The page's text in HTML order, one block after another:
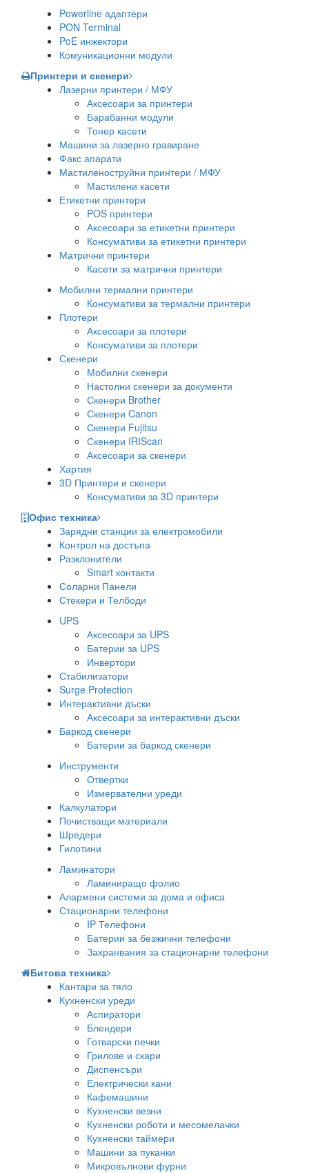
Powerline адаптери
PON Terminal
PoE инжектори
Комуникационни модули
Принтери и скенери
Лазерни принтери / МФУ
Аксесоари за принтери
Барабанни модули
Тонер касети
Машини за лазерно гравиране
Факс апарати
Мастиленоструйни принтери / МФУ
Мастилени касети
Етикетни принтери
POS принтери
Аксесоари за етикетни принтери
Консумативи за етикетни принтери
Матрични принтери
Касети за матрични принтери
Мобилни термални принтери
Консумативи за термални принтери
Плотери
Аксесоари за плотери
Консумативи за плотери
Скенери
Мобилни скенери
Настолни скенери за документи
Скенери Brother
Скенери Canon
Скенери Fujitsu
Скенери IRIScan
Аксесоари за скенери
Хартия
3D Принтери и скенери
Консумативи за 3D принтери
Офис техника
Зарядни станции за електромобили
Контрол на достъпа
Разклонители
Smart контакти
Соларни Панели
Стекери и Телбоди
UPS
Аксесоари за UPS
Батерии за UPS
Инвертори
Стабилизатори
Surge Protection
Интерактивни дъски
Аксесоари за интерактивни дъски
Баркод скенери
Батерии за баркод скенери
Инструменти
Отвертки
Измервателни уреди
Калкулатори
Почистващи материали
Шредери
Гилотини
Ламинатори
Ламиниращо фолио
Алармени системи за дома и офиса
Стационарни телефони
IP Телефони
Батерии за безжични телефони
Захранвания за стационарни телефони
Битова техника
Кантари за тяло
Кухненски уреди
Аспиратори
Блендери
Готварски печки
Грилове и скари
Диспенсъри
Електрически кани
Кафемашини
Кухненски везни
Кухненски роботи и месомелачки
Кухненски таймери
Машини за пуканки
Микровълнови фурни